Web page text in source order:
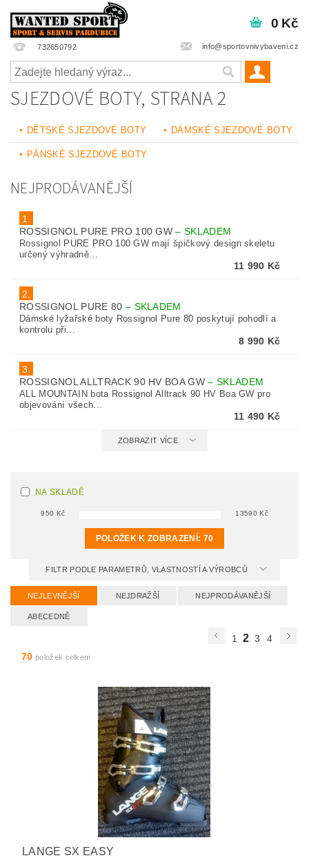
732650792 info@sportovnivybaveni.cz
0 Kč
SJEZDOVÉ BOTY, STRANA 2
DĚTSKÉ SJEZDOVÉ BOTY DÁMSKÉ SJEZDOVÉ BOTY
PÁNSKÉ SJEZDOVÉ BOTY
NEJPRODÁVANĚJŠÍ
1.
ROSSIGNOL PURE PRO 100 GW–SKLADEM
Rossignol PURE PRO 100 GW mají špičkový design skeletu
určený výhradně...
11 990 Kč
2.
ROSSIGNOL PURE 80 – SKLADEM
Dámské lyžařské boty Rossignol Pure 80 poskytují pohodlí a
kontrolu při...
8 990 Kč
3.
ROSSIGNOL ALLTRACK 90 HV BOA GW–SKLADEM
ALL MOUNTAIN bota Rossignol Alltrack 90 HV Boa GW pro
objevování všech...
11 490 Kč
ZOBRAZIT VÍCE
NA SKLADĚ
950 Kč 13590Kč
POLOŽEK K ZOBRAZENÍ: 70
FILTR PODLE PARAMETRŮ, VLASTNOSTÍ A VÝROBCŮ
NEJLEVNĚJŠÍ NEJDRAŽŠÍ NEJPRODÁVANĚJŠÍ
ABECEDNĚ
1 2 3
4
70 položek celkem
LANGE SX EASY